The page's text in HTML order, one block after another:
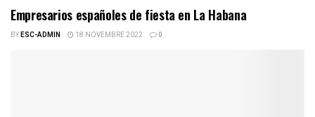
Empresarios españoles de fiesta en La Habana
BYESC-ADMIN 18 NOVEMBRE 2022 0